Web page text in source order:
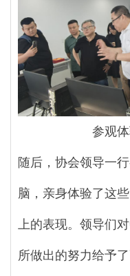
参观
随后，协会领导一
脑，亲身体验了这
上的表现。领导们
所做出的努力给予